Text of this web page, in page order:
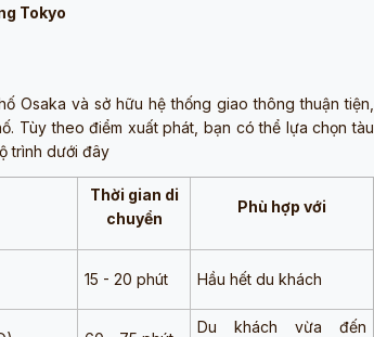
Tokyo
Osaka và sở hữu hệ thống giao thông thuận tiện,
Tùy theo điểm xuất phát, bạn có thể lựa chọn tàu
trình dưới đây
Thời gian di
chuyển
Phù hợp với
15 - 20 phút Hầu hết du khách
Du khách vừa đến